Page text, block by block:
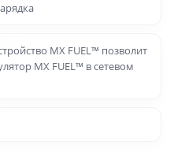
MX FUEL™ позволит
MX FUEL™ в сетевом